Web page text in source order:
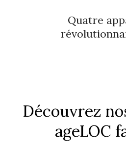
Quatre
Découvrez
ageLOC